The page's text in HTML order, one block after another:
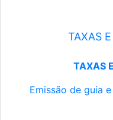
TAXAS
TAXAS
Emissão de guia